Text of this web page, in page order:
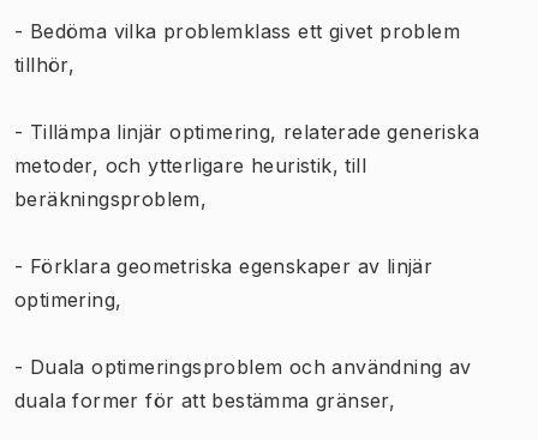
- Bedöma vilka problemklass ett givet problem
tillhör,
- Tillämpa linjär optimering, relaterade generiska
metoder, och ytterligare heuristik, till
beräkningsproblem,
- Förklara geometriska egenskaper av linjär
optimering,
- Duala optimeringsproblem och användning av
duala former för att bestämma gränser,